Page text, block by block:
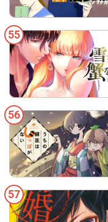
55
56
57